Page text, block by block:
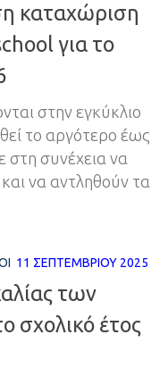
καταχώριση
για το
στην εγκύκλιο
το αργότερο έως
συνέχεια να
και να αντληθούν τα
11 ΣΕΠΤΕΜΒΡΊΟΥ 2025
των
σχολικό έτος